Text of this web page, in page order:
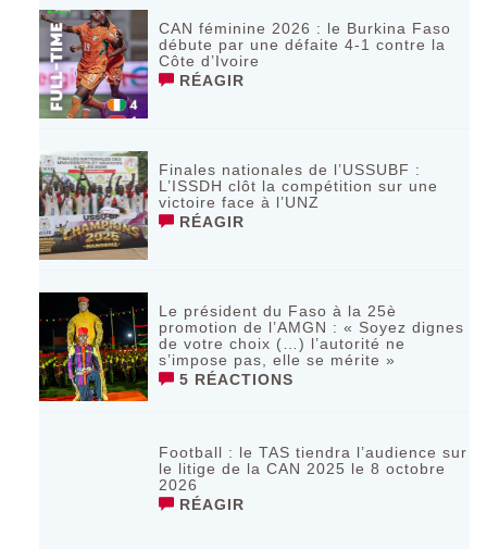
CAN féminine 2026 : le Burkina Faso
débute par une défaite 4-1 contre la
Côte d’Ivoire
RÉAGIR
Finales nationales de l’USSUBF :
L’ISSDH clôt la compétition sur une
victoire face à l’UNZ
RÉAGIR
Le président du Faso à la 25è
promotion de l’AMGN : « Soyez dignes
de votre choix (…) l’autorité ne
s’impose pas, elle se mérite »
5 RÉACTIONS
Football : le TAS tiendra l’audience sur
le litige de la CAN 2025 le 8 octobre
2026
RÉAGIR